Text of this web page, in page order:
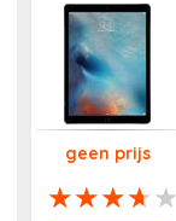
geen prijs